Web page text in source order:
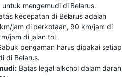
mengemudi di Belarus.
kecepatan di Belarus adalah
jam di perkotaan, 90 km/jam di
jam di jalan tol.
pengaman harus dipakai setiap
di Belarus.
Batas legal alkohol dalam darah